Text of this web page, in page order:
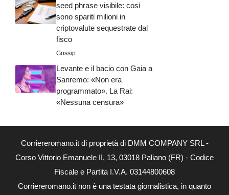
seed phrase visibile: così
sono spariti milioni in
criptovalute sequestrate dal
fisco
Gossip
Levante e il bacio con Gaia a
Sanremo: «Non era
programmato». La Rai:
«Nessuna censura»
Corriereromano.it di proprietà di DMM COMPANY SRL -
Corso Vittorio Emanuele II, 13, 03018 Paliano (FR) - Codice
Fiscale e Partita I.V.A. 03144800608
Corriereromano.it non è una testata giornalistica, in quanto